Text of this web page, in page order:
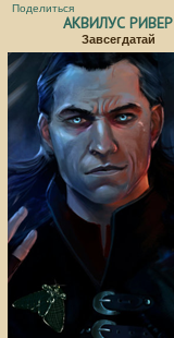
Поделиться
АКВИЛУС РИВЕР
Завсегдатай